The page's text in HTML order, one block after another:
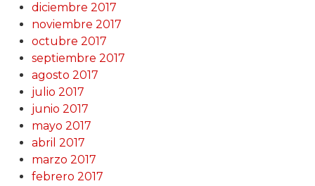
diciembre 2017
noviembre 2017
octubre 2017
septiembre 2017
agosto 2017
julio 2017
junio 2017
mayo 2017
abril 2017
marzo 2017
febrero 2017